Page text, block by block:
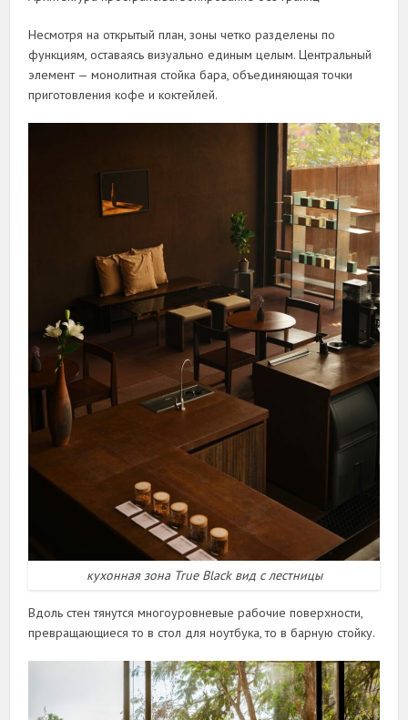
Несмотря на открытый план, зоны четко разделены по
функциям, оставаясь визуально единым целым. Центральный
элемент — монолитная стойка бара, объединяющая точки
приготовления кофе и коктейлей.
кухонная зона True Black вид с лестницы
Вдоль стен тянутся многоуровневые рабочие поверхности,
превращающиеся то в стол для ноутбука, то в барную стойку.